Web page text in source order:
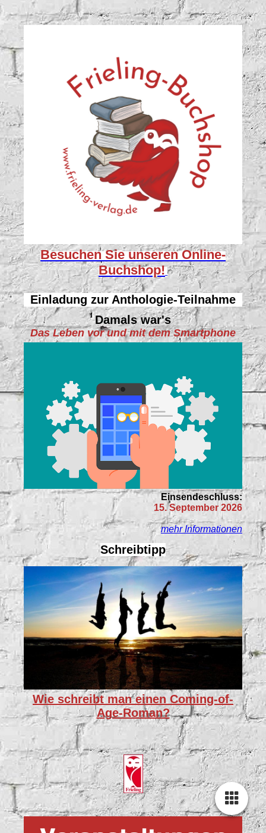
Besuchen Sie unserenOnline-
Buchshop!
Einladung zur Anthologie-Teilnahme
Damals war's
Das Leben vor und mit dem Smartphone
Einsendeschluss:
15. September 2026
mehr Informationen
Schreibtipp
Wie schreibt man einen Coming-of-
Age-Roman?